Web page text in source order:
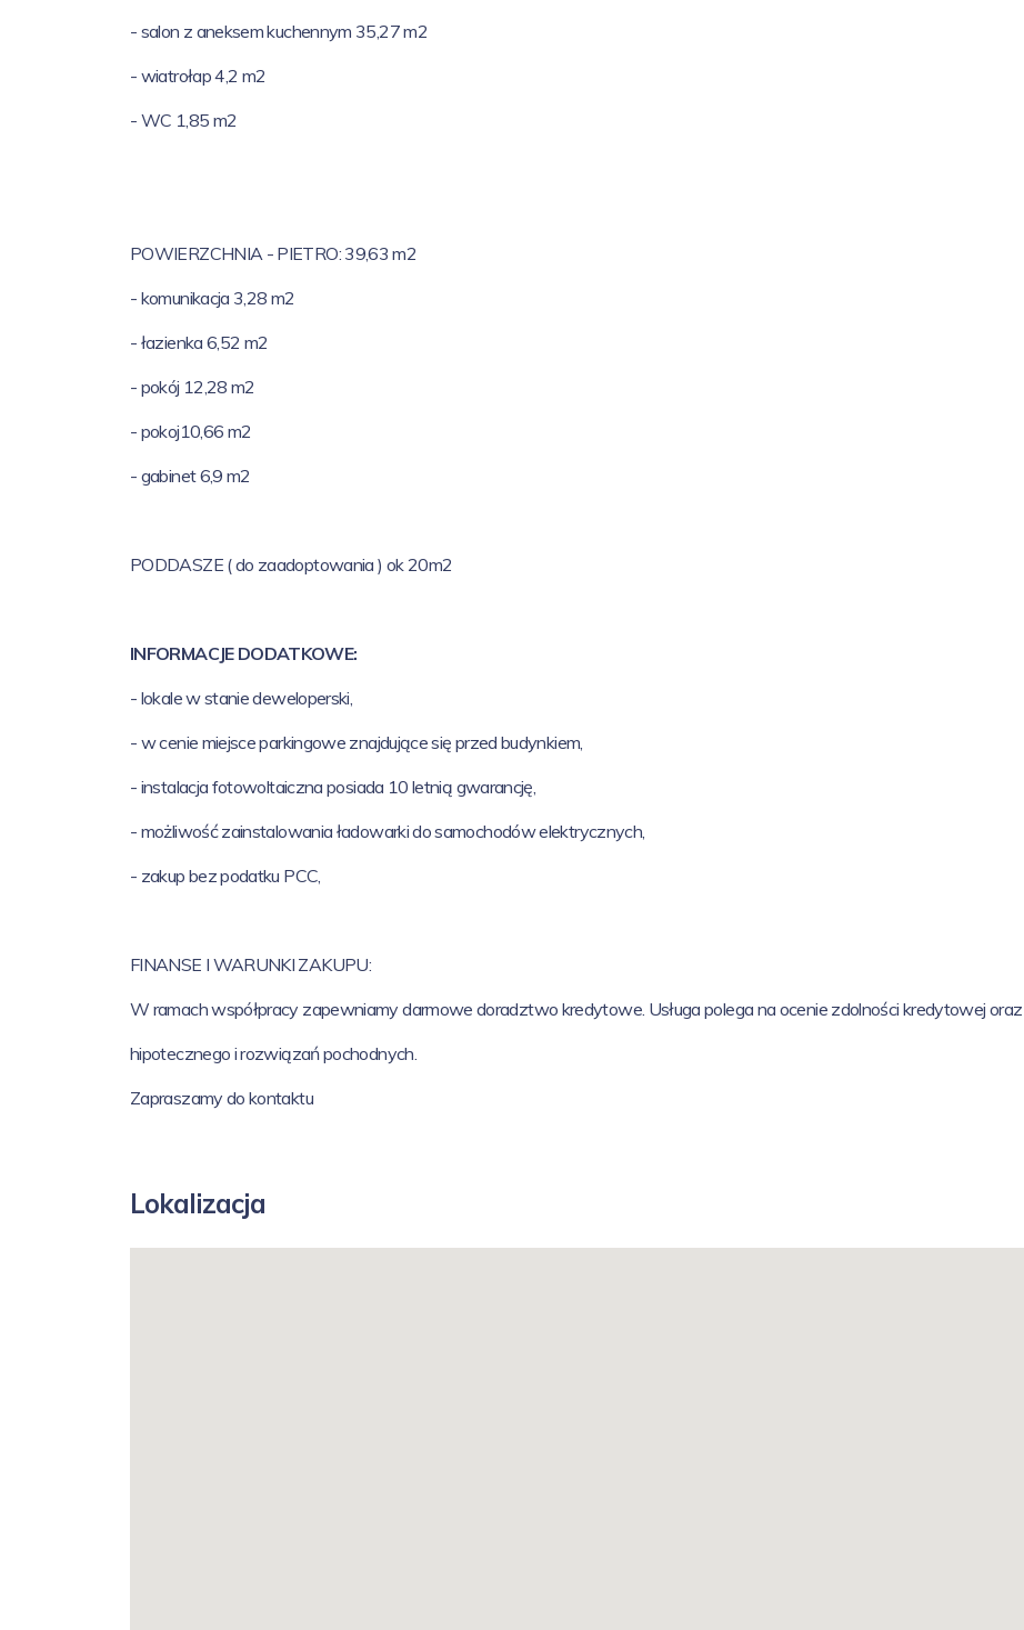
- salon z aneksem kuchennym 35,27 m2
- wiatrołap 4,2 m2
- WC 1,85 m2
POWIERZCHNIA - PIETRO: 39,63 m2
- komunikacja 3,28 m2
- łazienka 6,52 m2
- pokój 12,28 m2
- pokoj10,66 m2
- gabinet 6,9 m2
PODDASZE ( do zaadoptowania ) ok 20m2
INFORMACJE DODATKOWE:
- lokale w stanie deweloperski,
- w cenie miejsce parkingowe znajdujące się przed budynkiem,
- instalacja fotowoltaiczna posiada 10 letnią gwarancję,
- możliwość zainstalowania ładowarki do samochodów elektrycznych,
- zakup bez podatku PCC,
FINANSE I WARUNKI ZAKUPU:
W ramach współpracy zapewniamy darmowe doradztwo kredytowe. Usługa polega na ocenie zdolności kredytowej
hipotecznego i rozwiązań pochodnych.
Zapraszamy do kontaktu
Lokalizacja